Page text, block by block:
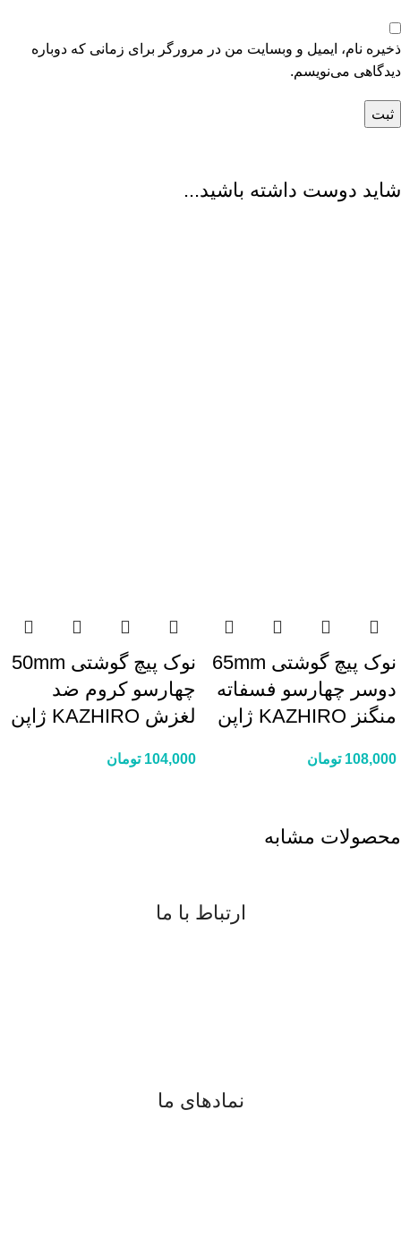
ذخیره نام، ایمیل و وبسایت من در مرورگر برای زمانی که دوباره
دیدگاهی می‌نویسم.
شاید دوست داشته باشید...
نوک پیچ گوشتی 65mm
دوسر چهارسو فسفاته
منگنز KAZHIRO ژاپن
108,000 تومان
نوک پیچ گوشتی 50mm
چهارسو کروم ضد
لغزش KAZHIRO ژاپن
104,000 تومان
محصولات مشابه
ارتباط با ما
نمادهای ما